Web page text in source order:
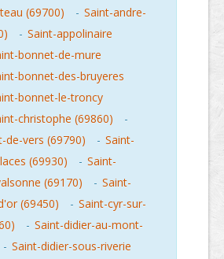
(69700)
- Saint-andre-
- Saint-appolinaire
bonnet-de-mure
bonnet-des-bruyeres
bonnet-le-troncy
christophe (69860)
-
de-vers (69790)
- Saint-
(69930)
- Saint-
(69170)
- Saint-
(69450)
- Saint-cyr-sur-
- Saint-didier-au-mont-
- Saint-didier-sous-riverie